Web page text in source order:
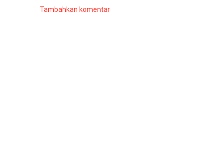
Tambahkan komentar